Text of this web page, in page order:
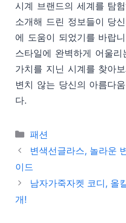
시계 브랜드의 세계를 탐
소개해 드린 정보들이 당
에 도움이 되었기를 바랍
스타일에 완벽하게 어울
가치를 지닌 시계를 찾아
변치 않는 당신의 아름다
다.
카
테
리
패션
변색선글라스, 놀라운
이드
남자가죽자켓 코디, 올
개!